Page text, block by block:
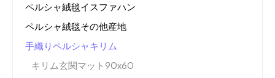
ペルシャ絨毯イスファハン
ペルシャ絨毯その他産地
手織りペルシャキリム
キリム玄関マット90x60